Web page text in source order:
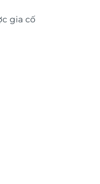
gia cố